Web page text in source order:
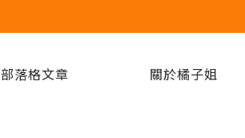
部落格文章 關於橘子姐